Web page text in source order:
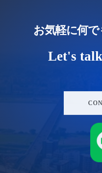
お気軽に何で
Let's